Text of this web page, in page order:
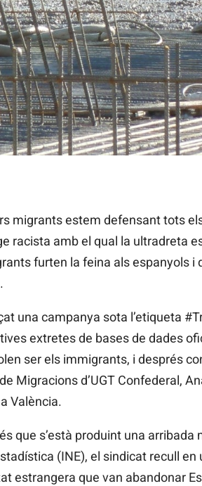
sota l'etiqueta #TrabajoLibreDeBulos.
migrants estem defensant tots
racista amb el qual la ultradreta
furten la feina als espanyols i
una campanya sota l’etiqueta
extretes de bases de dades
ser els immigrants, i després
Migracions d’UGT Confederal,
València.
que s’està produint una arribada
(INE), el sindicat recull
estrangera que van abandonar